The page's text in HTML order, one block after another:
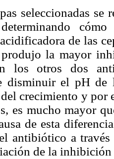
seleccionadas
de las
la mayor
los otros dos
disminuir el pH de
crecimiento y por
es mucho mayor
de esta
antibiótico a
de la